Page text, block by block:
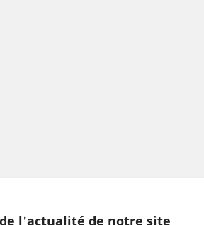
l'actualité de notre site